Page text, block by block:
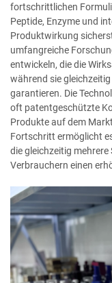
fortschrittlichen
Peptide, Enzyme und
Produktwirkung
umfangreiche
entwickeln, die die
während sie
garantieren. Die
oft patentgeschützte
Produkte auf dem
Fortschritt ermöglicht
die gleichzeitig
Verbrauchern einen